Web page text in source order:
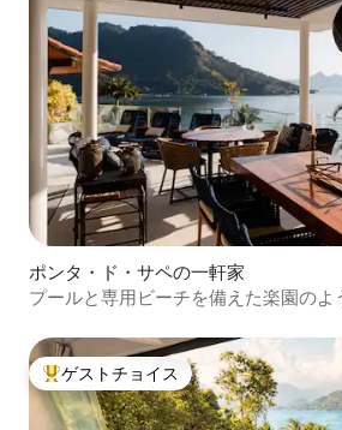
ポンタ・ド・サペの一軒家
プールと専用ビーチを備えた楽園のよ
大好評のゲストチョイスです。
ゲストチョイス